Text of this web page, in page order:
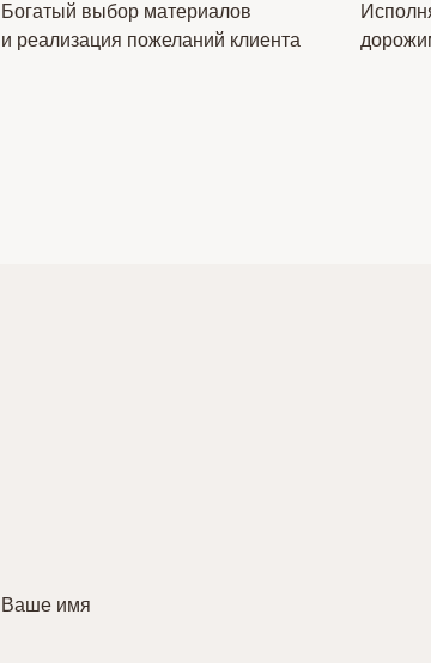
Богатый выбор материалов
и реализация пожеланий клиента
Ваше имя